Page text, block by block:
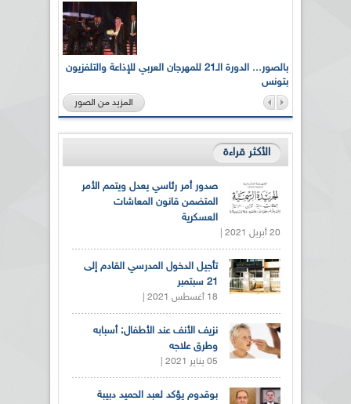
بالصور... الدورة الـ21 للمهرجان العربي للإذاعة والتلفزيون
بتونس
المزيد من الصور
الأكثر قراءة
صدور أمر رئاسي يعدل ويتمم الأمر
المتضمن قانون المعاشات
العسكرية
20 أبريل 2021 |
تأجيل الدخول المدرسي القادم إلى
21 سبتمبر
18 أغسطس 2021 |
نزيف الأنف عند الأطفال: أسبابه
وطرق علاجه
05 يناير 2021 |
بوقدوم يؤكد لعبد الحميد دبيبة